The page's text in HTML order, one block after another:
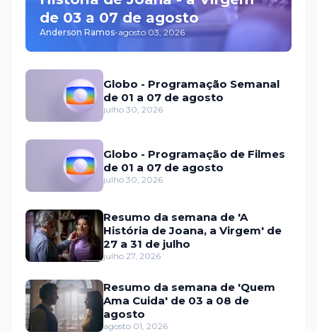
de 03 a 07 de agosto
Anderson Ramos-agosto 03, 2026
Globo - Programação Semanal
de 01 a 07 de agosto
julho 30, 2026
Globo - Programação de Filmes
de 01 a 07 de agosto
julho 30, 2026
Resumo da semana de 'A
História de Joana, a Virgem' de
27 a 31 de julho
julho 27, 2026
Resumo da semana de 'Quem
Ama Cuida' de 03 a 08 de
agosto
agosto 01, 2026